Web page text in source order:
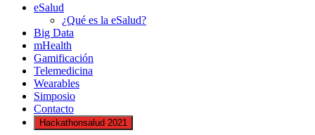
eSalud
¿Qué es la eSalud?
Big Data
mHealth
Gamificación
Telemedicina
Wearables
Simposio
Contacto
Hackathonsalud 2021